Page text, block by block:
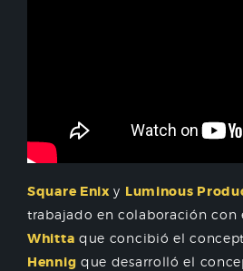
Square Enix y Luminous
trabajado en colaboración con
Whitta que concibió el
Hennig que desarrolló el